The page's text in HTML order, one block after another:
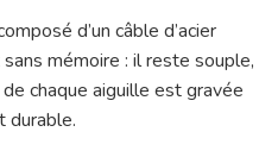
d’un câble d’acier
mémoire : il reste souple,
chaque aiguille est gravée
durable.